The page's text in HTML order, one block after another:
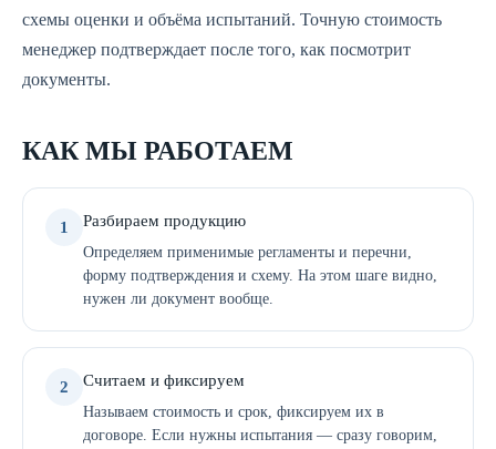
схемы оценки и объёма испытаний. Точную стоимость
менеджер подтверждает после того, как посмотрит
документы.
КАК МЫ РАБОТАЕМ
1 Разбираем продукцию
Определяем применимые регламенты и перечни,
форму подтверждения и схему. На этом шаге видно,
нужен ли документ вообще.
2 Считаем и фиксируем
Называем стоимость и срок, фиксируем их в
договоре. Если нужны испытания — сразу говорим,